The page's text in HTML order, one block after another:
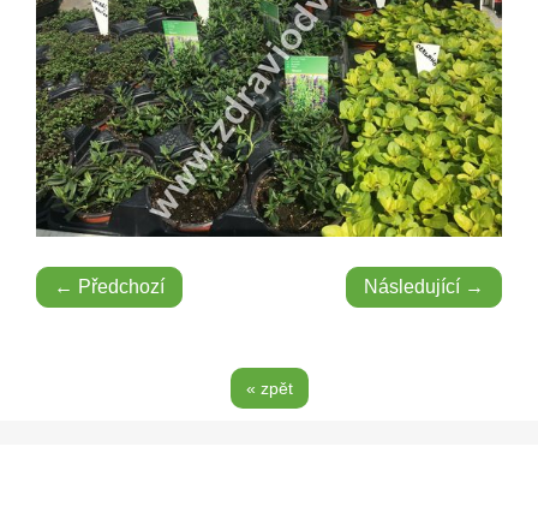
← Předchozí Následující →
« zpět